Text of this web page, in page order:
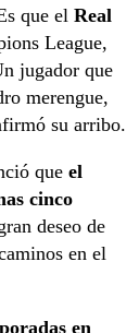
que el Real
League,
jugador que
merengue,
su arribo.
que el
cinco
deseo de
en el
en